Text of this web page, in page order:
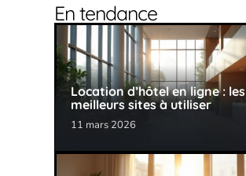
En tendance
Location d’hôtel en ligne : les
meilleurs sites à utiliser
11 mars 2026